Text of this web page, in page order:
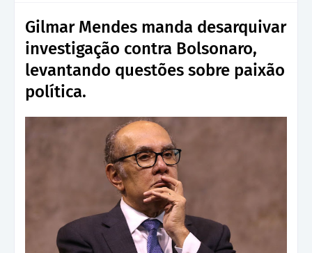
Gilmar Mendes manda desarquivar
investigação contra Bolsonaro,
levantando questões sobre paixão
política.